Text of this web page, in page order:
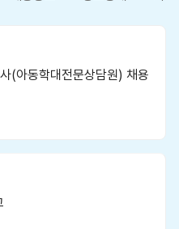
(아동학대전문상담원) 채용